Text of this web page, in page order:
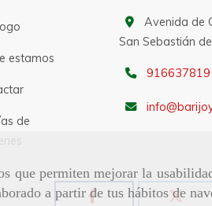
que permiten mejorar la
a partir de tus hábitos de
estamos
de
Avenida de
San Sebastián
916637819
info